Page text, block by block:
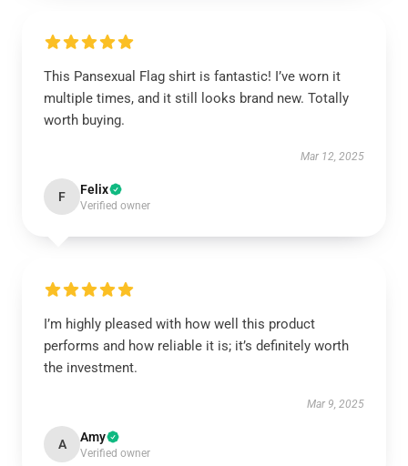
This Pansexual Flag shirt is fantastic! I’ve worn it
multiple times, and it still looks brand new. Totally
worth buying.
Mar 12, 2025
F Felix
Verified owner
I’m highly pleased with how well this product
performs and how reliable it is; it’s definitely worth
the investment.
Mar 9, 2025
A Amy
Verified owner